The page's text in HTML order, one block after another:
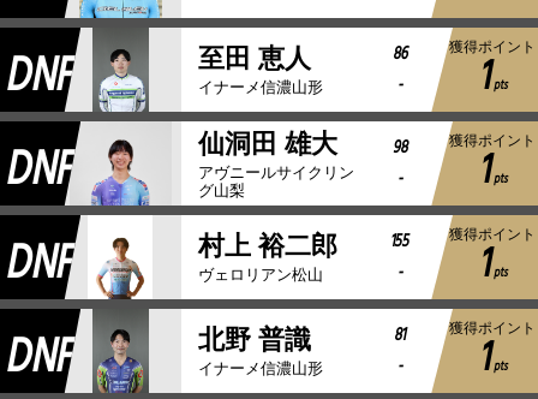
DNF 至田 恵人
イナーメ信濃山形
86
-
獲得ポイント
1pts
DNF 仙洞田 雄大
アヴニールサイクリン
グ山梨
98
-
獲得ポイント
1pts
DNF 村上 裕二郎
ヴェロリアン松山
155
-
獲得ポイント
1pts
DNF 北野 普識
イナーメ信濃山形
81
-
獲得ポイント
1pts